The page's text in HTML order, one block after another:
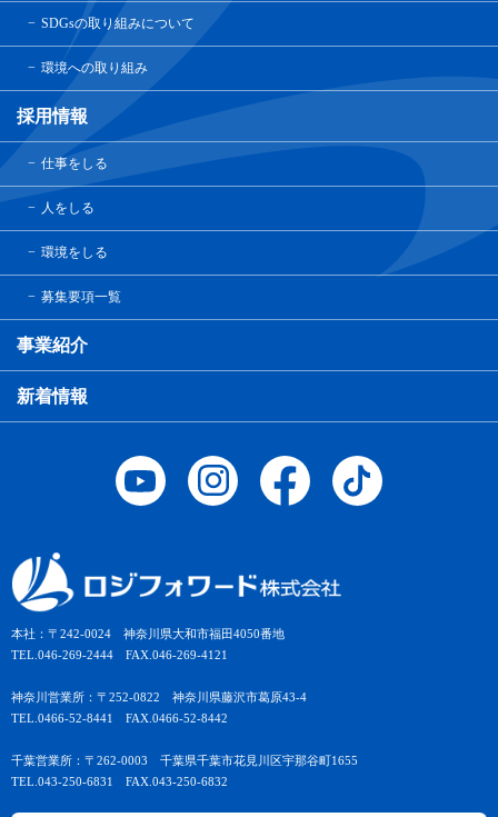
本社：〒242-0024 神奈川県大和市福田4050番地
TEL.046-269-2444 FAX.046-269-4121
神奈川営業所：〒252-0822 神奈川県藤沢市葛原43-4
TEL.0466-52-8441 FAX.0466-52-8442
千葉営業所：〒262-0003 千葉県千葉市花見川区宇那谷町1655
TEL.043-250-6831 FAX.043-250-6832
SDGsの取り組みについて
環境への取り組み
採用情報
仕事をしる
人をしる
環境をしる
募集要項一覧
事業紹介
新着情報